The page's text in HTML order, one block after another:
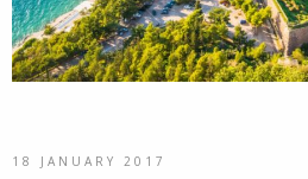
18 JANUARY 2017